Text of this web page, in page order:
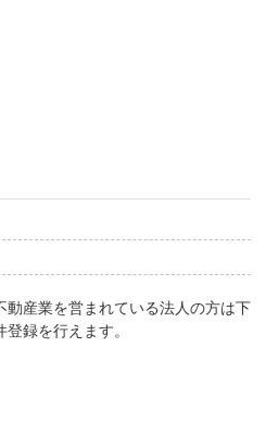
産業を営まれている法人の方は下
録を行えます。